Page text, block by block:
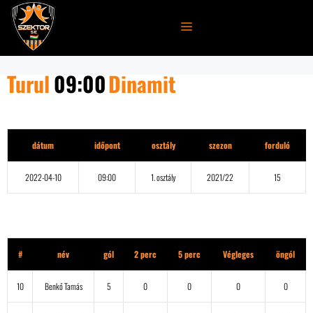
Kilépés
tartalomba
MENÜ
Turul09:00Dinamit
dátum időpont osztály szezon forduló
2022-04-10 09:00 1. osztály 2021/22 15
# név gól 2 perc 5 perc Végleges öngól
10 Benkő Tamás 5 0 0 0 0